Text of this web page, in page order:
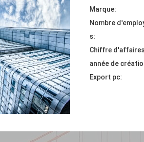
Marque:
Nombre
s:
Chiffre
année de
Export pc: